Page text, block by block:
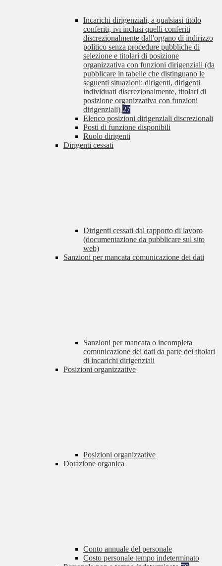
Incarichi dirigenziali, a qualsiasi titolo
conferiti, ivi inclusi quelli conferiti
discrezionalmente dall'organo di indirizzo
politico senza procedure pubbliche di
selezione e titolari di posizione
organizzativa con funzioni dirigenziali (da
pubblicare in tabelle che distinguano le
seguenti situazioni: dirigenti, dirigenti
individuati discrezionalmente, titolari di
posizione organizzativa con funzioni
dirigenziali) 27
Elenco posizioni dirigenziali discrezionali
Posti di funzione disponibili
Ruolo dirigenti
Dirigenti cessati
Dirigenti cessati dal rapporto di lavoro
(documentazione da pubblicare sul sito
web)
Sanzioni per mancata comunicazione dei dati
Sanzioni per mancata o incompleta
comunicazione dei dati da parte dei titolari
di incarichi dirigenziali
Posizioni organizzative
Posizioni organizzative
Dotazione organica
Conto annuale del personale
Costo personale tempo indeterminato